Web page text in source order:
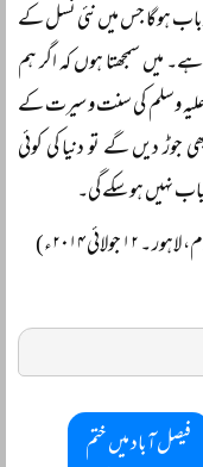
ہوگا جس میں نئی نسل کے
میں سمجھتا ہوں کہ اگر ہم
علیہ وسلم کی سنت و سیرت کے
جوڑ دیں گے تو دنیا کی کوئی
نہیں ہو سکے گی۔
جولائی ۲۰۱۴ء)
فیصل آباد میں ختم